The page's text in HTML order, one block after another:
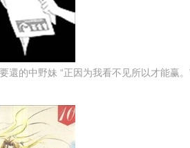
還的中野妹 “正因为我看不见所以才能赢